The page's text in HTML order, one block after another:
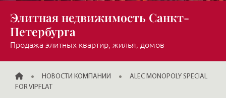
Элитная недвижимость Санкт-
Петербурга
Продажа элитных квартир, жилья, домов
ГЛАВНАЯНОВОСТИ КОМПАНИИ
ALEC MONOPOLY SPECIAL
FOR VIPFLAT